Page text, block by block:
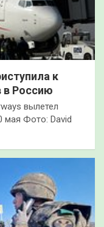
к
в Россию
вылетел
Фото: David